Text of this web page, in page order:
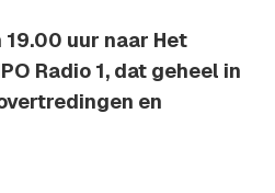
uur naar Het
Radio 1, dat geheel in
en